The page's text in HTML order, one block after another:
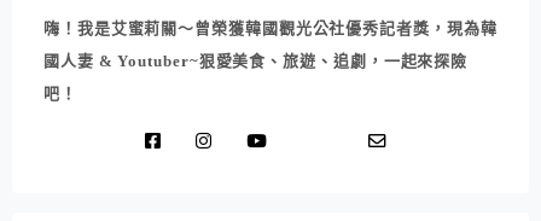
嗨！我是艾蜜莉關～曾榮獲韓國觀光公社優秀記者獎，現為韓
國人妻 & Youtuber~狠愛美食、旅遊、追劇，一起來探險
吧！